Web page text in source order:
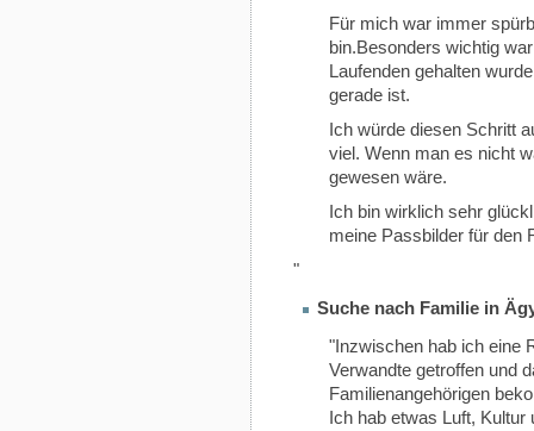
Für mich war immer
bin.Besonders wichtig
Laufenden gehalten
gerade ist.
Ich würde diesen Schritt
viel. Wenn man es nicht
gewesen wäre.
Ich bin wirklich sehr
meine Passbilder für den
"
Suche nach Familie in
"Inzwischen hab ich eine
Verwandte getroffen und
Familienangehörigen
Ich hab etwas Luft,